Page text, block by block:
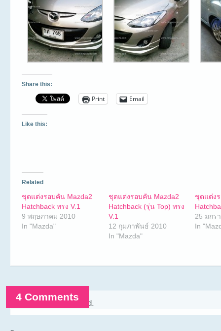
Share this:
Print Email
Like this:
Related
ชุดแต่งรอบคัน Mazda2
Hatchback ทรง V.1
9 พฤษภาคม 2010
In "Mazda"
ชุดแต่งรอบคัน Mazda2
Hatchback (รุ่น Top) ทรง
V.1
12 กุมภาพันธ์ 2010
In "Mazda"
ชุดแต่ง
25 มกร
In
4 Comments
Comments are closed.